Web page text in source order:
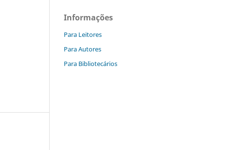
Informações
Para Leitores
Para Autores
Para Bibliotecários